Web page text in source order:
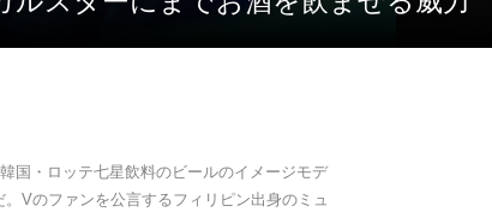
国・ロッテ七星飲料のビールのイメージモデ
Vのファンを公言するフィリピン出身のミュ